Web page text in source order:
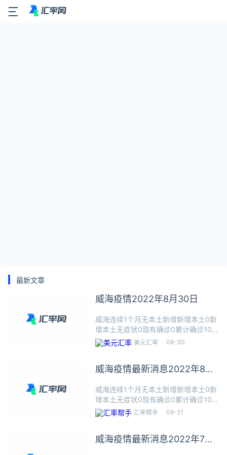
最新文章
威海疫情2022年8月30日
威海连续1个月无本土新增新增本土0新
增本土无症状0现有确诊0累计确诊108
累计治愈107累计死亡1新增数据统计周
期为昨日08.28 0-24时本地播报08月
记
美元汇率 08-30
威海疫情最新消息2022年8月
威海连续1个月无本土新增新增本土0新
增本土无症状0现有确诊0累计确诊108
累计治愈107累计死亡1新增数据统计周
期为昨日08.20 0-24时本地播报08月
汇率帮手 08-21
威海疫情最新消息2022年7月